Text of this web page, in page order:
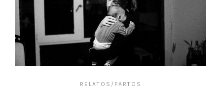
RELATOS/PARTOS